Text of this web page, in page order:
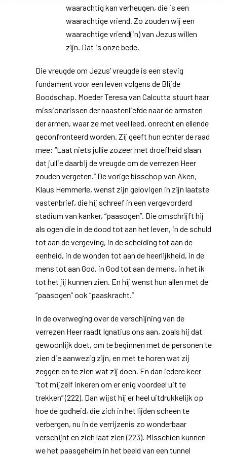
waarachtig kan verheugen, die is een
waarachtige vriend. Zo zouden wij een
waarachtige vriend(in) van Jezus willen
zijn. Dat is onze bede.
Die vreugde om Jezus’ vreugde is een stevig
fundament voor een leven volgens de Blijde
Boodschap. Moeder Teresa van Calcutta stuurt haar
missionarissen der naastenliefde naar de armsten
der armen, waar ze met veel leed, onrecht en ellende
geconfronteerd worden. Zij geeft hun echter de raad
mee: “Laat niets jullie zozeer met droefheid slaan
dat jullie daarbij de vreugde om de verrezen Heer
zouden vergeten.” De vorige bisschop van Aken,
Klaus Hemmerle, wenst zijn gelovigen in zijn laatste
vastenbrief, die hij schreef in een vergevorderd
stadium van kanker, “paasogen”. Die omschrijft hij
als ogen die in de dood tot aan het leven, in de schuld
tot aan de vergeving, in de scheiding tot aan de
eenheid, in de wonden tot aan de heerlijkheid, in de
mens tot aan God, in God tot aan de mens, in het ik
tot het jij kunnen zien. En hij wenst hun allen met de
“paasogen” ook “paaskracht.”
In de overweging over de verschijning van de
verrezen Heer raadt Ignatius ons aan, zoals hij dat
gewoonlijk doet, om te beginnen met de personen te
zien die aanwezig zijn, en met te horen wat zij
zeggen en te zien wat zij doen. En dan iedere keer
“tot mijzelf inkeren om er enig voordeel uit te
trekken” (222). Dan wijst hij er heel uitdrukkelijk op
hoe de godheid, die zich in het lijden scheen te
verbergen, nu in de verrijzenis zo wonderbaar
verschijnt en zich laat zien (223). Misschien kunnen
we het paasgeheim in het beeld van een tunnel